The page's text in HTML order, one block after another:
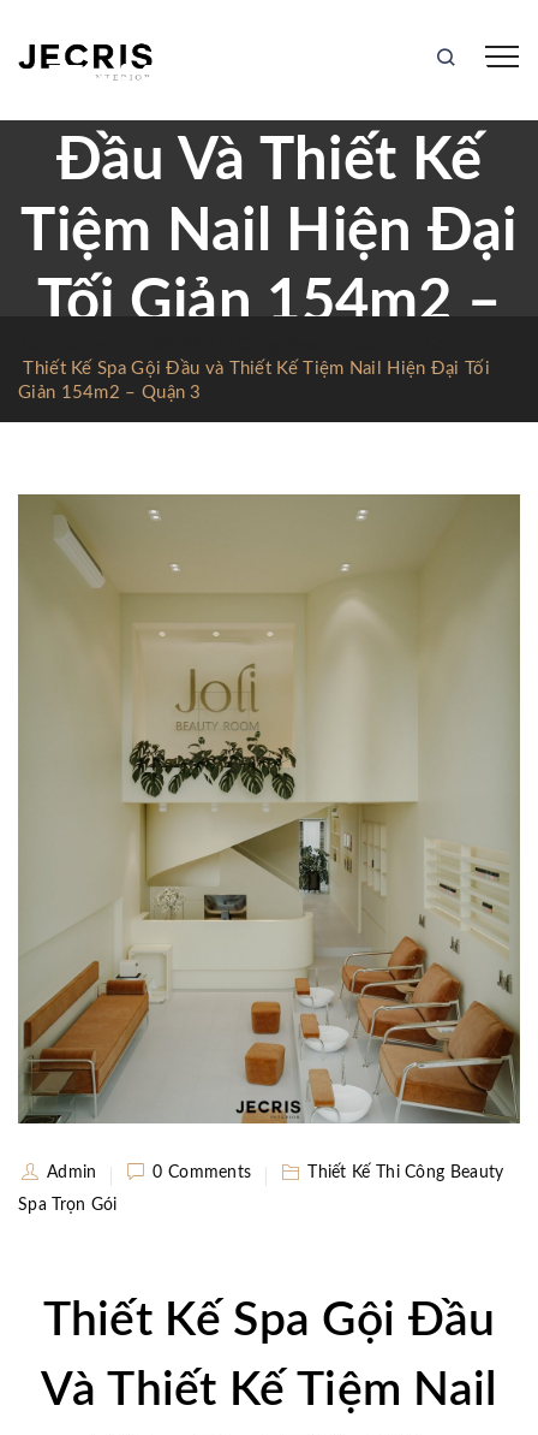
Thiết Kế Spa Gội
Đầu Và Thiết Kế
Tiệm Nail Hiện Đại
Tối Giản 154m2 –
Quận 3
Thiết Kế Spa Gội Đầu và Thiết Kế Tiệm Nail Hiện Đại Tối
Giản 154m2 – Quận 3
Admin 0 Comments
Thiết Kế Thi Công Beauty
Spa Trọn Gói
Thiết Kế Spa Gội Đầu
Và Thiết Kế Tiệm Nail